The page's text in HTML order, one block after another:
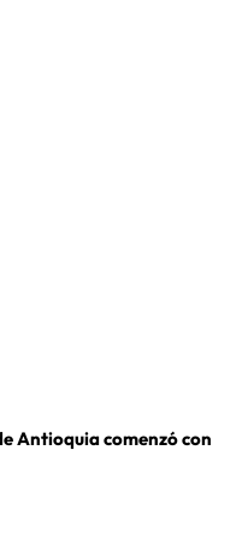
Antioquia comenzó con